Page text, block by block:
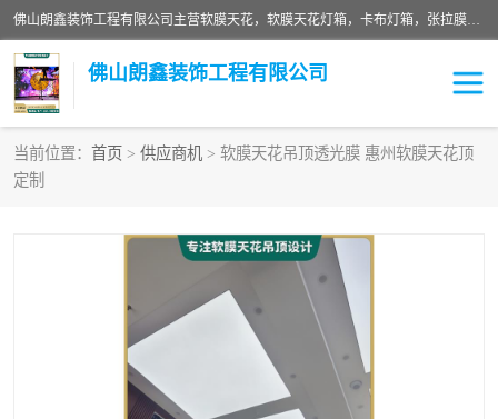
佛山朗鑫装饰工程有限公司主营软膜天花，软膜天花灯箱，卡布灯箱，张拉膜等产品，价格实惠，支持定制；公司专业装饰铺面，家居，会展特装，软膜等工程，技能精良人员，安装快、价格合理，质量保证、热诚与各方有识人士合作，欢迎新老客户来电咨询。
佛山朗鑫装饰工程有限公司
当前位置： 首页 > 供应商机 > 软膜天花吊顶透光膜 惠州软膜天花顶
定制
软膜天花灯箱
软膜吊顶